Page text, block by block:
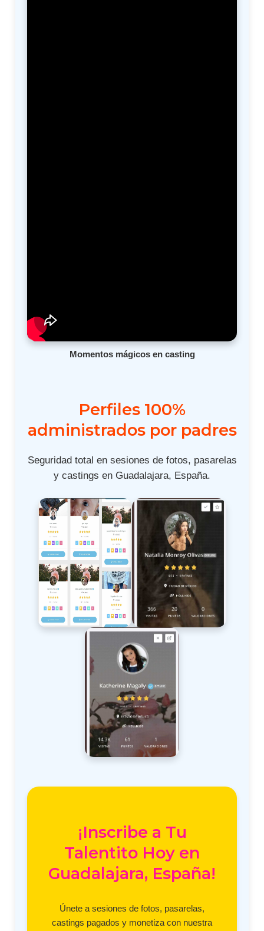
Momentos mágicos en casting
Perfiles 100%
administrados por padres
Seguridad total en sesiones de fotos, pasarelas
y castings en Guadalajara, España.
¡Inscribe a Tu
Talentito Hoy en
Guadalajara, España!
Únete a sesiones de fotos, pasarelas,
castings pagados y monetiza con nuestra